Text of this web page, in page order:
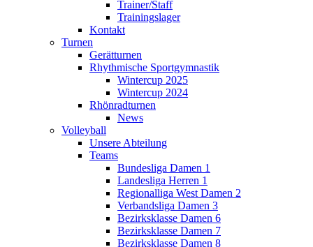
Trainer/Staff
Trainingslager
Kontakt
Turnen
Gerätturnen
Rhythmische Sportgymnastik
Wintercup 2025
Wintercup 2024
Rhönradturnen
News
Volleyball
Unsere Abteilung
Teams
Bundesliga Damen 1
Landesliga Herren 1
Regionalliga West Damen 2
Verbandsliga Damen 3
Bezirksklasse Damen 6
Bezirksklasse Damen 7
Bezirksklasse Damen 8